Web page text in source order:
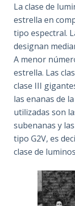
La clase de
estrella en
tipo espectral.
designan
A menor
estrella. Las
clase III
las enanas de
utilizadas son
subenanas y
tipo G2V, es
clase de